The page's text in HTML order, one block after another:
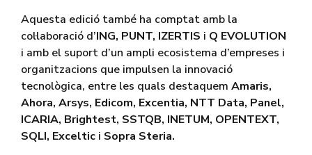
Aquesta edició també ha comptat amb la
col·laboració d’ING, PUNT, IZERTIS i Q EVOLUTION
i amb el suport d’un ampli ecosistema d’empreses i
organitzacions que impulsen la innovació
tecnològica, entre les quals destaquem Amaris,
Ahora, Arsys, Edicom, Excentia, NTT Data, Panel,
ICARIA, Brightest, SSTQB, INETUM, OPENTEXT,
SQLI, Exceltic i Sopra Steria.